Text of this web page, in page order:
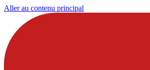
Aller au contenu principal